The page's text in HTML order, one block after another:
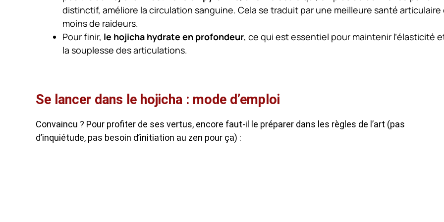
distinctif, améliore la circulation sanguine. Cela se traduit par une meilleure santé articulaire
moins de raideurs.
Pour finir, le hojicha hydrate en profondeur, ce qui est essentiel pour maintenir l’élasticité
la souplesse des articulations.
Se lancer dans le hojicha : mode d’emploi
Convaincu ? Pour profiter de ses vertus, encore faut-il le préparer dans les règles de l’art (pas
d’inquiétude, pas besoin d’initiation au zen pour ça) :